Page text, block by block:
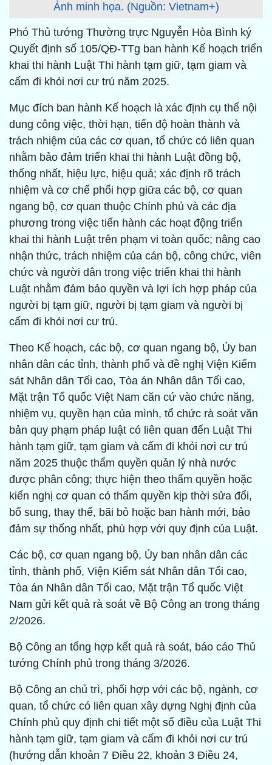
Ảnh minh họa. (Nguồn: Vietnam+)
Phó Thủ tướng Thường trực Nguyễn Hòa Bình ký
Quyết định số 105/QĐ-TTg ban hành Kế hoạch triển
khai thi hành Luật Thi hành tạm giữ, tạm giam và
cấm đi khỏi nơi cư trú năm 2025.
Mục đích ban hành Kế hoạch là xác định cụ thể nội
dung công việc, thời hạn, tiến độ hoàn thành và
trách nhiệm của các cơ quan, tổ chức có liên quan
nhằm bảo đảm triển khai thi hành Luật đồng bộ,
thống nhất, hiệu lực, hiệu quả; xác định rõ trách
nhiệm và cơ chế phối hợp giữa các bộ, cơ quan
ngang bộ, cơ quan thuộc Chính phủ và các địa
phương trong việc tiến hành các hoạt động triển
khai thi hành Luật trên phạm vi toàn quốc; nâng cao
nhận thức, trách nhiệm của cán bộ, công chức, viên
chức và người dân trong việc triển khai thi hành
Luật nhằm đảm bảo quyền và lợi ích hợp pháp của
người bị tạm giữ, người bị tạm giam và người bị
cấm đi khỏi nơi cư trú.
Theo Kế hoạch, các bộ, cơ quan ngang bộ, Ủy ban
nhân dân các tỉnh, thành phố và đề nghị Viện Kiểm
sát Nhân dân Tối cao, Tòa án Nhân dân Tối cao,
Mặt trận Tổ quốc Việt Nam căn cứ vào chức năng,
nhiệm vụ, quyền hạn của mình, tổ chức rà soát văn
bản quy phạm pháp luật có liên quan đến Luật Thi
hành tạm giữ, tạm giam và cấm đi khỏi nơi cư trú
năm 2025 thuộc thẩm quyền quản lý nhà nước
được phân công; thực hiện theo thẩm quyền hoặc
kiến nghị cơ quan có thẩm quyền kịp thời sửa đổi,
bổ sung, thay thế, bãi bỏ hoặc ban hành mới, bảo
đảm sự thống nhất, phù hợp với quy định của Luật.
Các bộ, cơ quan ngang bộ, Ủy ban nhân dân các
tỉnh, thành phố, Viện Kiểm sát Nhân dân Tối cao,
Tòa án Nhân dân Tối cao, Mặt trận Tổ quốc Việt
Nam gửi kết quả rà soát về Bộ Công an trong tháng
2/2026.
Bộ Công an tổng hợp kết quả rà soát, báo cáo Thủ
tướng Chính phủ trong tháng 3/2026.
Bộ Công an chủ trì, phối hợp với các bộ, ngành, cơ
quan, tổ chức có liên quan xây dựng Nghị định của
Chính phủ quy định chi tiết một số điều của Luật Thi
hành tạm giữ, tạm giam và cấm đi khỏi nơi cư trú
(hướng dẫn khoản 7 Điều 22, khoản 3 Điều 24,